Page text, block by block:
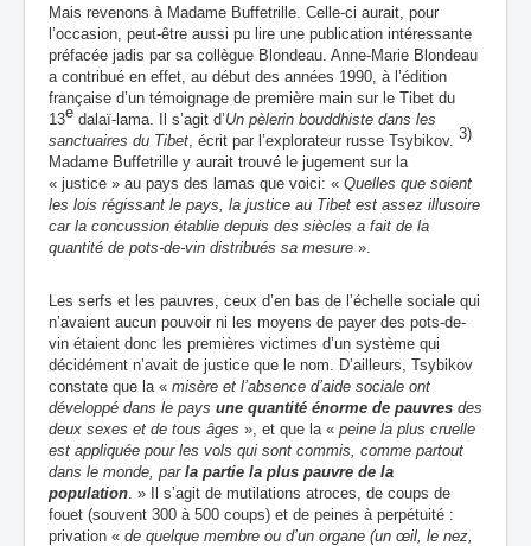
Mais revenons à Madame Buffetrille. Celle-ci aurait, pour
l’occasion, peut-être aussi pu lire une publication intéressante
préfacée jadis par sa collègue Blondeau. Anne-Marie Blondeau
a contribué en effet, au début des années 1990, à l’édition
française d’un témoignage de première main sur le Tibet du
13e dalaï-lama. Il s’agit d’Un pèlerin bouddhiste dans les
sanctuaires du Tibet, écrit par l’explorateur russe Tsybikov. 3)
Madame Buffetrille y aurait trouvé le jugement sur la
« justice » au pays des lamas que voici: « Quelles que soient
les lois régissant le pays, la justice au Tibet est assez illusoire
car la concussion établie depuis des siècles a fait de la
quantité de pots-de-vin distribués sa mesure ».
Les serfs et les pauvres, ceux d’en bas de l’échelle sociale qui
n’avaient aucun pouvoir ni les moyens de payer des pots-de-
vin étaient donc les premières victimes d’un système qui
décidément n’avait de justice que le nom. D’ailleurs, Tsybikov
constate que la « misère et l’absence d’aide sociale ont
développé dans le pays une quantité énorme de pauvres des
deux sexes et de tous âges », et que la « peine la plus cruelle
est appliquée pour les vols qui sont commis, comme partout
dans le monde, par la partie la plus pauvre de la
population. » Il s’agit de mutilations atroces, de coups de
fouet (souvent 300 à 500 coups) et de peines à perpétuité :
privation « de quelque membre ou d’un organe (un œil, le nez,